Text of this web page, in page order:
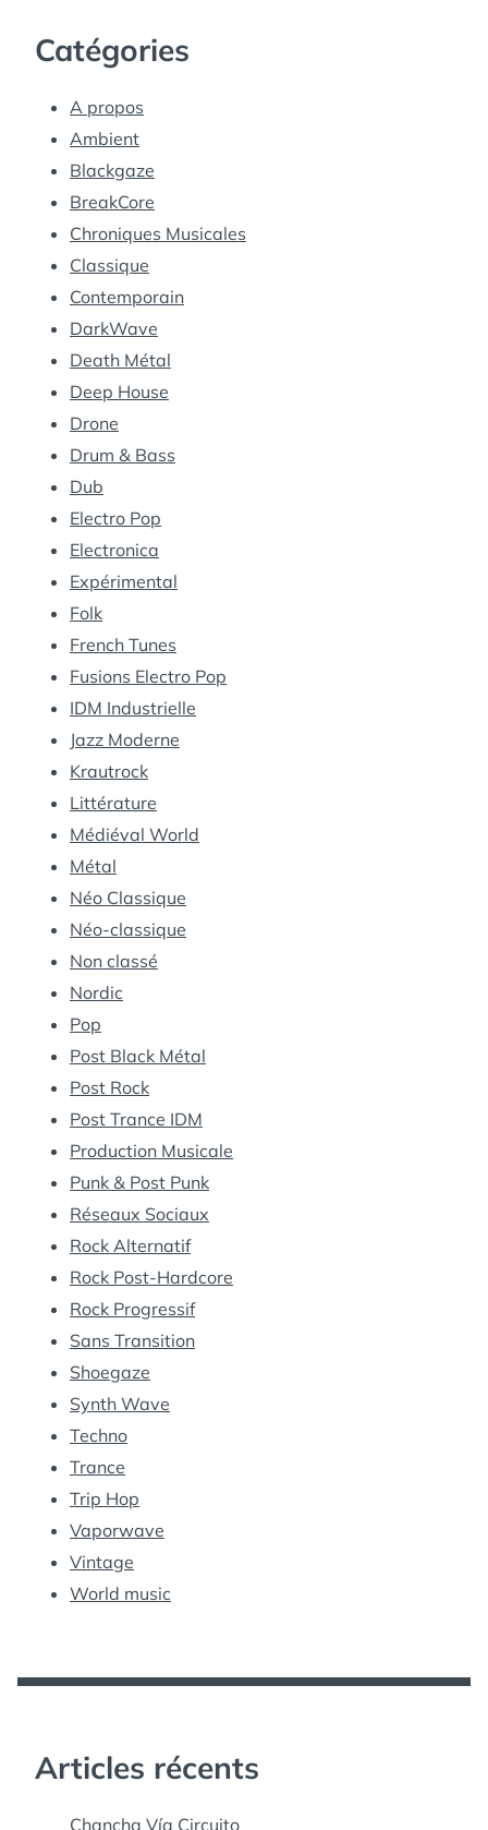
Catégories
A propos
Ambient
Blackgaze
BreakCore
Chroniques Musicales
Classique
Contemporain
DarkWave
Death Métal
Deep House
Drone
Drum & Bass
Dub
Electro Pop
Electronica
Expérimental
Folk
French Tunes
Fusions Electro Pop
IDM Industrielle
Jazz Moderne
Krautrock
Littérature
Médiéval World
Métal
Néo Classique
Néo-classique
Non classé
Nordic
Pop
Post Black Métal
Post Rock
Post Trance IDM
Production Musicale
Punk & Post Punk
Réseaux Sociaux
Rock Alternatif
Rock Post-Hardcore
Rock Progressif
Sans Transition
Shoegaze
Synth Wave
Techno
Trance
Trip Hop
Vaporwave
Vintage
World music
Articles récents
Chancha Vía Circuito